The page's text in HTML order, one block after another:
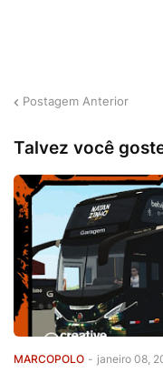
Postagem Anterior
Talvez você
MARCOPOLO - janeiro 08,